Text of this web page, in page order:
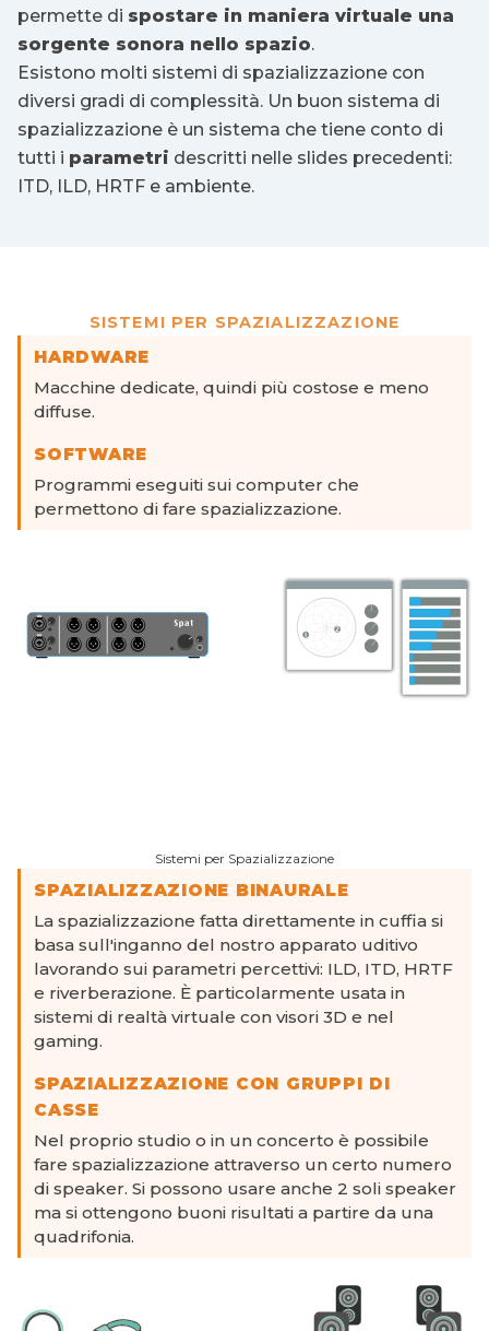
permette di spostare in maniera virtuale una
sorgente sonora nello spazio.
Esistono molti sistemi di spazializzazione con
diversi gradi di complessità. Un buon sistema di
spazializzazione è un sistema che tiene conto di
tutti i parametri descritti nelle slides precedenti:
ITD, ILD, HRTF e ambiente.
SISTEMI PER SPAZIALIZZAZIONE
HARDWARE
Macchine dedicate, quindi più costose e meno
diffuse.
SOFTWARE
Programmi eseguiti sui computer che
permettono di fare spazializzazione.
Sistemi per Spazializzazione
SPAZIALIZZAZIONE BINAURALE
La spazializzazione fatta direttamente in cuffia si
basa sull'inganno del nostro apparato uditivo
lavorando sui parametri percettivi: ILD, ITD, HRTF
e riverberazione. È particolarmente usata in
sistemi di realtà virtuale con visori 3D e nel
gaming.
SPAZIALIZZAZIONE CON GRUPPI DI
CASSE
Nel proprio studio o in un concerto è possibile
fare spazializzazione attraverso un certo numero
di speaker. Si possono usare anche 2 soli speaker
ma si ottengono buoni risultati a partire da una
quadrifonia.